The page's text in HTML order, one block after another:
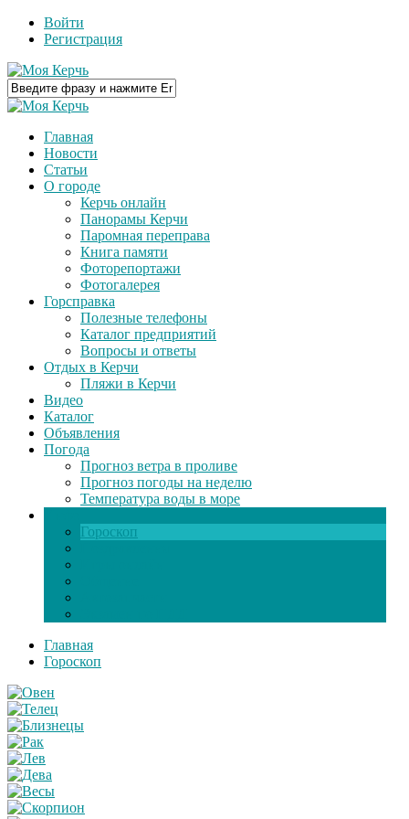
Войти
Регистрация
Главная
Новости
Статьи
О городе
Керчь онлайн
Панорамы Керчи
Паромная переправа
Книга памяти
Фоторепортажи
Фотогалерея
Горсправка
Полезные телефоны
Каталог предприятий
Вопросы и ответы
Отдых в Керчи
Пляжи в Керчи
Видео
Каталог
Объявления
Погода
Прогноз ветра в проливе
Прогноз погоды на неделю
Температура воды в море
Гороскоп
Главная
Гороскоп